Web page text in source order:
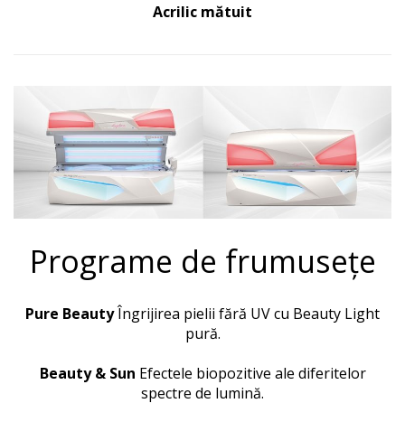
Acrilic mătuit
Programe de frumusețe
Pure BeautyÎngrijirea pielii fără UV cu Beauty Light
pură.
Beauty & Sun Efectele biopozitive ale diferitelor
spectre de lumină.